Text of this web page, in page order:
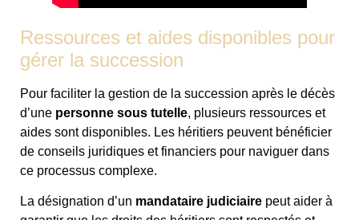
Ressources et aides disponibles pour
gérer la succession
Pour faciliter la gestion de la succession après le décès
d’une personne sous tutelle, plusieurs ressources et
aides sont disponibles. Les héritiers peuvent bénéficier
de conseils juridiques et financiers pour naviguer dans
ce processus complexe.
La désignation d’un mandataire judiciaire peut aider à